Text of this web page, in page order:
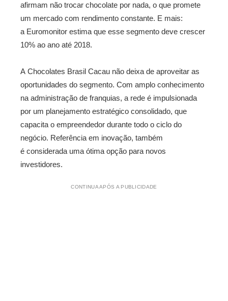
afirmam não trocar chocolate por nada, o que promete
um mercado com rendimento constante. E mais:
a Euromonitor estima que esse segmento deve crescer
10% ao ano até 2018.
A Chocolates Brasil Cacau não deixa de aproveitar as
oportunidades do segmento. Com amplo conhecimento
na administração de franquias, a rede é impulsionada
por um planejamento estratégico consolidado, que
capacita o empreendedor durante todo o ciclo do
negócio. Referência em inovação, também
é considerada uma ótima opção para novos
investidores.
CONTINUA APÓS A PUBLICIDADE